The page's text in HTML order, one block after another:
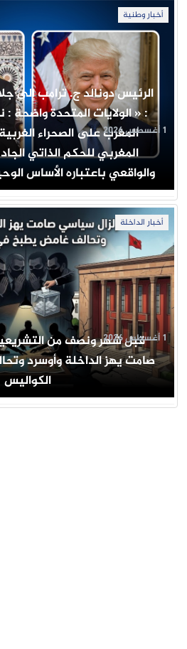
أخبار وطنية
الرئيس دونالد ج. ترامب إلى
: « الولايات المتحدة واضحة
المغرب على الصحراء
المغربي للحكم الذاتي
والواقعي باعتباره الأساس
1 أغسطس 2026
أخبار الداخلة
قبل شهر ونصف من
صامت يهز الداخلة وأوسرد
الكواليس
1 أغسطس 2026